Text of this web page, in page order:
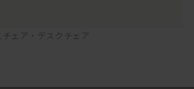
チェア・デスクチェア